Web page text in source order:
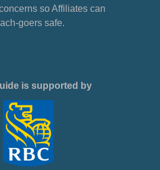
so Affiliates can
goers safe.
is supported by